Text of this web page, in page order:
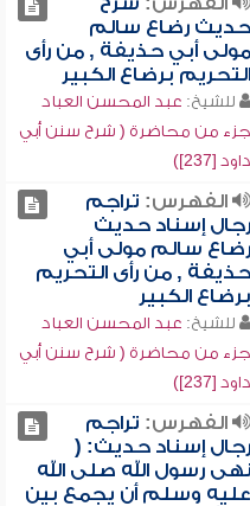
حديث رضاع سالم
مولى أبي حذيفة , من رأى
التحريم برضاع الكبير
للشيخ: عبد المحسن العباد
جزء من محاضرة ( شرح سنن أبي
داود [237])
الفهرس: تراجم
رجال إسناد حديث
رضاع سالم مولى أبي
حذيفة , من رأى التحريم
برضاع الكبير
للشيخ: عبد المحسن العباد
جزء من محاضرة ( شرح سنن أبي
داود [237])
الفهرس: تراجم
رجال إسناد حديث: (
نهى رسول الله صلى الله
عليه وسلم أن يجمع بين